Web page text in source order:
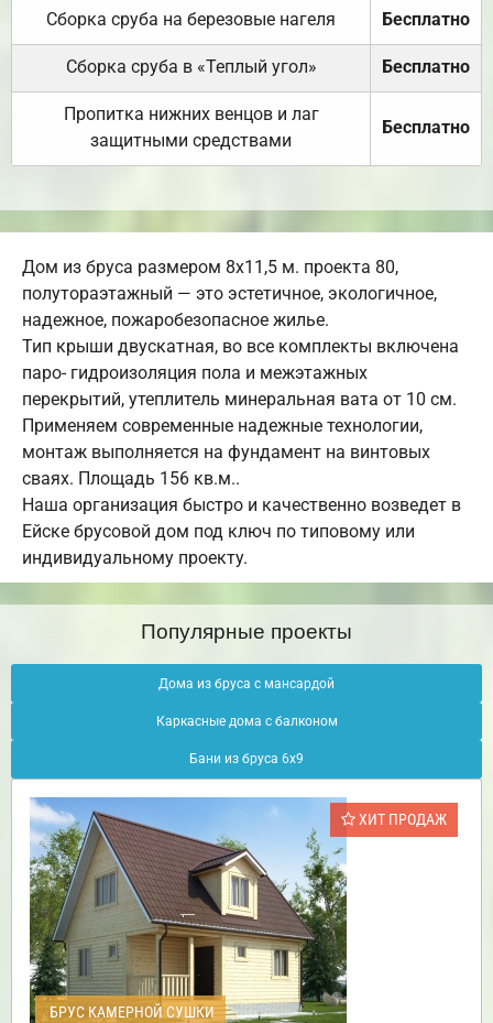
Сборка сруба на березовые нагеля Бесплатно
Сборка сруба в «Теплый угол» Бесплатно
Пропитка нижних венцов и лаг
защитными средствами
Бесплатно
Дом из бруса размером 8х11,5 м. проекта 80,
полутораэтажный — это эстетичное, экологичное,
надежное, пожаробезопасное жилье.
Тип крыши двускатная, во все комплекты включена
паро- гидроизоляция пола и межэтажных
перекрытий, утеплитель минеральная вата от 10 см.
Применяем современные надежные технологии,
монтаж выполняется на фундамент на винтовых
сваях. Площадь 156 кв.м..
Наша организация быстро и качественно возведет в
Ейске брусовой дом под ключ по типовому или
индивидуальному проекту.
Популярные проекты
Дома из бруса с мансардой
Каркасные дома с балконом
Бани из бруса 6х9
ХИТ ПРОДАЖ
БРУС КАМЕРНОЙ СУШКИ